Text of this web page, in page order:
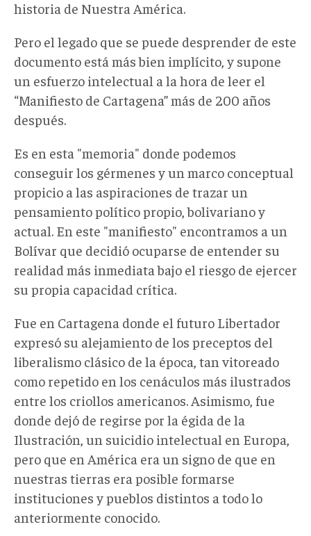
historia de Nuestra América.
Pero el legado que se puede desprender de este
documento está más bien implícito, y supone
un esfuerzo intelectual a la hora de leer el
“Manifiesto de Cartagena” más de 200 años
después.
Es en esta "memoria" donde podemos
conseguir los gérmenes y un marco conceptual
propicio a las aspiraciones de trazar un
pensamiento político propio, bolivariano y
actual. En este "manifiesto" encontramos a un
Bolívar que decidió ocuparse de entender su
realidad más inmediata bajo el riesgo de ejercer
su propia capacidad crítica.
Fue en Cartagena donde el futuro Libertador
expresó su alejamiento de los preceptos del
liberalismo clásico de la época, tan vitoreado
como repetido en los cenáculos más ilustrados
entre los criollos americanos. Asimismo, fue
donde dejó de regirse por la égida de la
Ilustración, un suicidio intelectual en Europa,
pero que en América era un signo de que en
nuestras tierras era posible formarse
instituciones y pueblos distintos a todo lo
anteriormente conocido.